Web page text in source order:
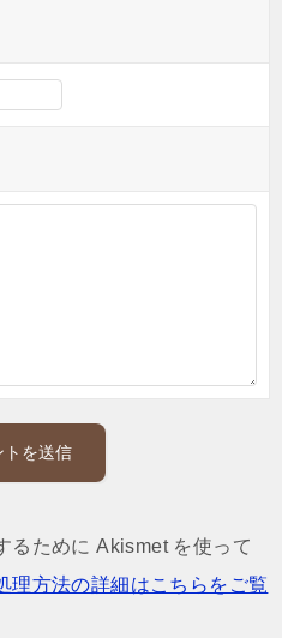
るために Akismet を使って
理方法の詳細はこちらをご覧